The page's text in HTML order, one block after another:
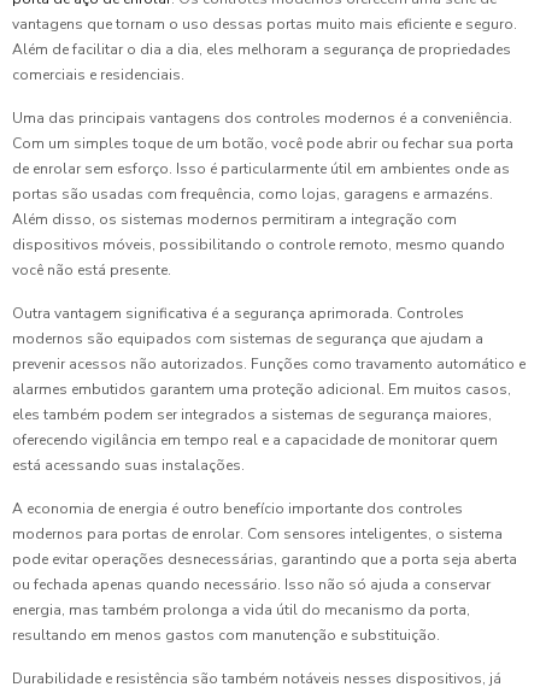
vantagens que tornam o uso dessas portas muito mais eficiente e seguro.
Além de facilitar o dia a dia, eles melhoram a segurança de propriedades
comerciais e residenciais.
Uma das principais vantagens dos controles modernos é a conveniência.
Com um simples toque de um botão, você pode abrir ou fechar sua porta
de enrolar sem esforço. Isso é particularmente útil em ambientes onde as
portas são usadas com frequência, como lojas, garagens e armazéns.
Além disso, os sistemas modernos permitiram a integração com
dispositivos móveis, possibilitando o controle remoto, mesmo quando
você não está presente.
Outra vantagem significativa é a segurança aprimorada. Controles
modernos são equipados com sistemas de segurança que ajudam a
prevenir acessos não autorizados. Funções como travamento automático e
alarmes embutidos garantem uma proteção adicional. Em muitos casos,
eles também podem ser integrados a sistemas de segurança maiores,
oferecendo vigilância em tempo real e a capacidade de monitorar quem
está acessando suas instalações.
A economia de energia é outro benefício importante dos controles
modernos para portas de enrolar. Com sensores inteligentes, o sistema
pode evitar operações desnecessárias, garantindo que a porta seja aberta
ou fechada apenas quando necessário. Isso não só ajuda a conservar
energia, mas também prolonga a vida útil do mecanismo da porta,
resultando em menos gastos com manutenção e substituição.
Durabilidade e resistência são também notáveis nesses dispositivos, já